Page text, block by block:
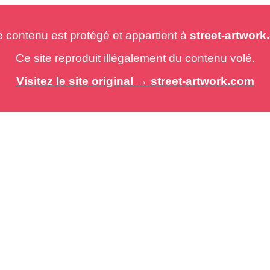
est protégé et appartient à street-
Ce site reproduit illégalement du contenu volé.
Visitez le site original → street-artwork.com